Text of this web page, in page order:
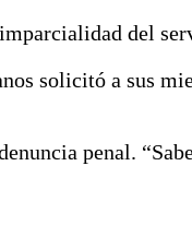
del
solicitó a sus
penal.